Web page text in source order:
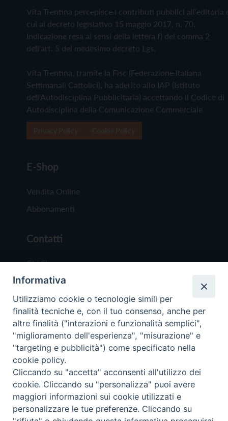
Vita Trentina percepisce i contributi pubblici all'editoria
cui al decreto legislativo 15 maggio 2017, n. 70.
Indicazione resa ai sensi della lettera f) del comma 2
dell'art. 5 del medesimo decreto Lgs.
Vita Trentina, tramite la Fisc (Federazione Italiana
Settimanali Cattolici), ha aderito allo IAP (Istituto
dell'Autodisciplina Pubblicitaria) accettando il Codice di
Autodisciplina della Comunicazione Commerciale
E-Shop
Vendita Online
Abbonamenti
Contatti
Chi Siamo
Redazione
Scrivici
Copyright © 2019 - Tutti i diritti riservati - Vita
Trentina Editrice
Privacy Policy
Torna
Informativa
Utilizziamo cookie o tecnologie simili per
finalità tecniche e, con il tuo consenso, anche per
altre finalità ("interazioni e funzionalità semplici",
"miglioramento dell'esperienza", "misurazione" e
"targeting e pubblicità") come specificato nella
cookie policy.
Cliccando su "accetta" acconsenti all'utilizzo dei
cookie. Cliccando su "personalizza" puoi avere
maggiori informazioni sui cookie utilizzati e
personalizzare le tue preferenze. Cliccando su